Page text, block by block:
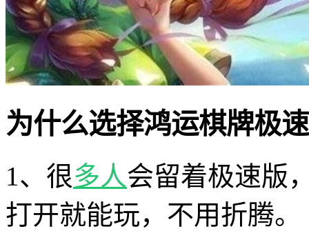
为什么选择鸿运棋牌极
1、很多人会留着极速版
打开就能玩，不用折腾。